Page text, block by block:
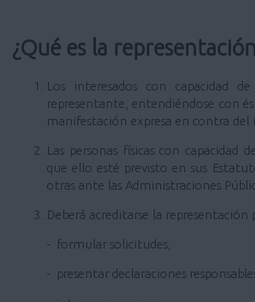
¿Qué es la
Los interesados con capacidad
representante, entendiéndose con
manifestación expresa en contra del
Las personas físicas con capacidad
que ello esté previsto en sus
otras ante las Administraciones
Deberá acreditarse la representación
- formular solicitudes,
- presentar declaraciones